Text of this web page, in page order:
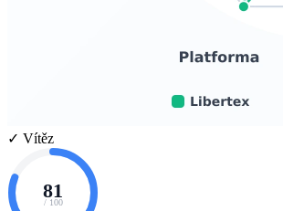
✓ Vítěz
81
/ 100